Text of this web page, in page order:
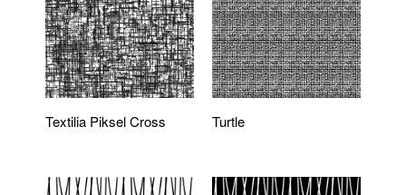
Textilia Piksel Cross Turtle